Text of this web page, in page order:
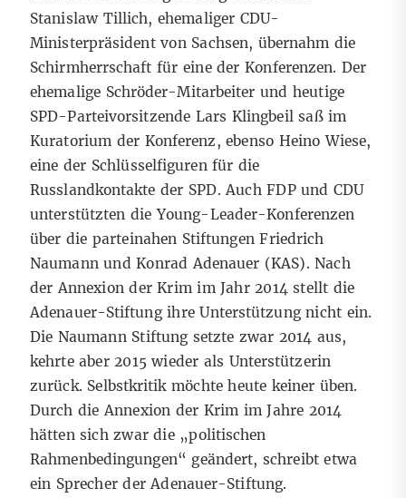
Stanislaw Tillich, ehemaliger CDU-
Ministerpräsident von Sachsen, übernahm die
Schirmherrschaft für eine der Konferenzen. Der
ehemalige Schröder-Mitarbeiter und heutige
SPD-Parteivorsitzende Lars Klingbeil saß im
Kuratorium der Konferenz, ebenso Heino Wiese,
eine der Schlüsselfiguren für die
Russlandkontakte der SPD. Auch FDP und CDU
unterstützten die Young-Leader-Konferenzen
über die parteinahen Stiftungen Friedrich
Naumann und Konrad Adenauer (KAS). Nach
der Annexion der Krim im Jahr 2014 stellt die
Adenauer-Stiftung ihre Unterstützung nicht ein.
Die Naumann Stiftung setzte zwar 2014 aus,
kehrte aber 2015 wieder als Unterstützerin
zurück. Selbstkritik möchte heute keiner üben.
Durch die Annexion der Krim im Jahre 2014
hätten sich zwar die „politischen
Rahmenbedingungen“ geändert, schreibt etwa
ein Sprecher der Adenauer-Stiftung.